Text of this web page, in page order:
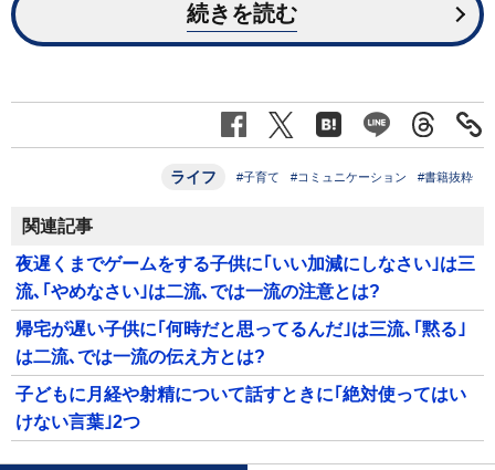
続きを読む
ライフ #子育て #コミュニケーション #書籍抜粋
関連記事
夜遅くまでゲームをする子供に｢いい加減にしなさい｣は三
流､｢やめなさい｣は二流､では一流の注意とは?
帰宅が遅い子供に｢何時だと思ってるんだ｣は三流､｢黙る｣
は二流､では一流の伝え方とは?
子どもに月経や射精について話すときに｢絶対使ってはい
けない言葉｣2つ